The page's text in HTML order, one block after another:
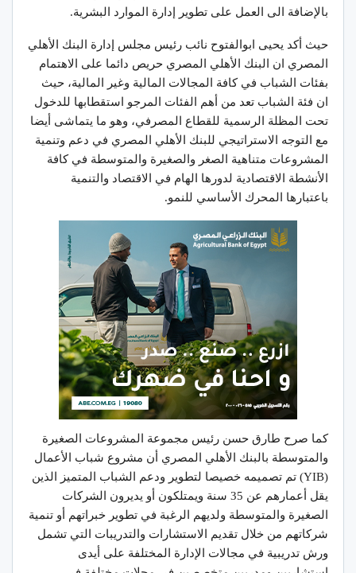
بالإضافة الى العمل على تطوير إدارة الموارد البشرية.
حيث أكد يحيى ابوالفتوح نائب رئيس مجلس إدارة البنك الأهلي
المصري ان البنك الأهلي المصري حريص دائما على الاهتمام
بفئات الشباب في كافة المجالات المالية وغير المالية، حيث
ان فئة الشباب تعد من أهم الفئات المرجو استقطابها للدخول
تحت المظلة الرسمية للقطاع المصرفي، وهو ما يتماشى أيضا
مع التوجه الاستراتيجي للبنك الأهلي المصري في دعم وتنمية
المشروعات متناهية الصغر والصغيرة والمتوسطة في كافة
الأنشطة الاقتصادية لدورها الهام في الاقتصاد والتنمية
باعتبارها المحرك الأساسي للنمو.
كما صرح طارق حسن رئيس مجموعة المشروعات الصغيرة
والمتوسطة بالبنك الأهلي المصري أن مشروع شباب الأعمال
(YIB) تم تصميمه خصيصا لتطوير ودعم الشباب المتميز الذين
يقل أعمارهم عن 35 سنة ويمتلكون أو يديرون الشركات
الصغيرة والمتوسطة ولديهم الرغبة في تطوير خبراتهم أو تنمية
شركاتهم من خلال تقديم الاستشارات والتدريبات التي تشمل
ورش تدريبية في مجالات الإدارة المختلفة على أيدى